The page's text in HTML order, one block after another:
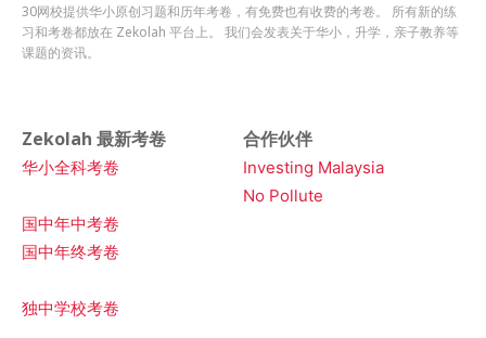
30网校提供华小原创习题和历年考卷，有免费也有收费的考卷。 所有新的练
习和考卷都放在 Zekolah 平台上。 我们会发表关于华小，升学，亲子教养等
课题的资讯。
Zekolah 最新考卷
华小全科考卷
国中年中考卷
国中年终考卷
独中学校考卷
合作伙伴
Investing Malaysia
No Pollute